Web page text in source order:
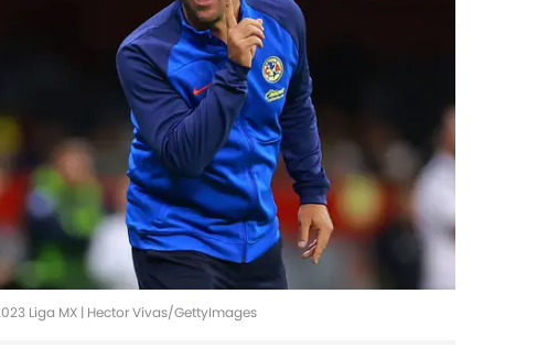
Liga MX | Hector Vivas/GettyImages